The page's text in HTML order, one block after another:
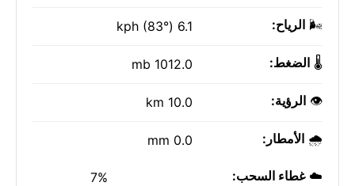
🌬️ الرياح: 6.1 kph (83°)
🌡️ الضغط: 1012.0 mb
👁️ الرؤية: 10.0 km
🌧️ الأمطار: 0.0 mm
☁️غطاء السحب: 7%